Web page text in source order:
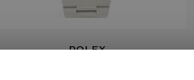
ROLEX